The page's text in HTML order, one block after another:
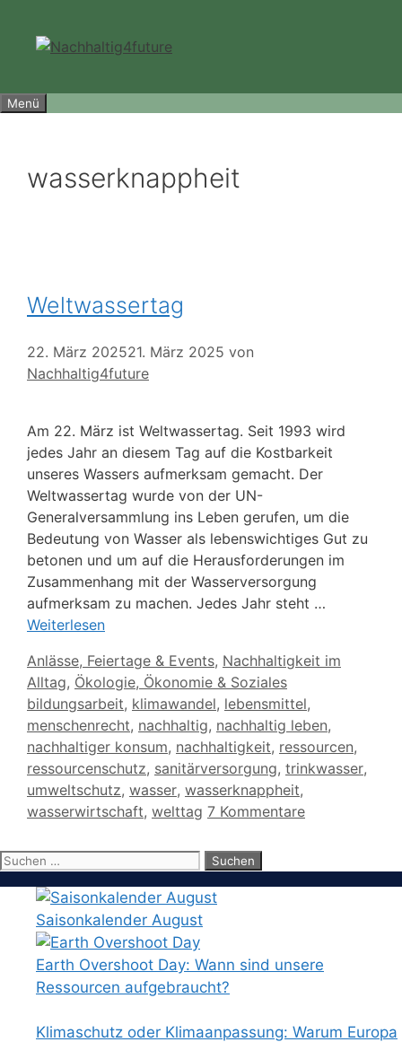
springen
Menü
wasserknappheit
Weltwassertag
22. März 202521. März 2025 von
Nachhaltig4future
Am 22. März ist Weltwassertag. Seit 1993 wird
jedes Jahr an diesem Tag auf die Kostbarkeit
unseres Wassers aufmerksam gemacht. Der
Weltwassertag wurde von der UN-
Generalversammlung ins Leben gerufen, um die
Bedeutung von Wasser als lebenswichtiges Gut zu
betonen und um auf die Herausforderungen im
Zusammenhang mit der Wasserversorgung
aufmerksam zu machen. Jedes Jahr steht …
Weiterlesen
Kategorien
Anlässe, Feiertage & Events, Nachhaltigkeit im
Alltag, Ökologie, Ökonomie & Soziales
Schlagwörter
bildungsarbeit, klimawandel, lebensmittel,
menschenrecht, nachhaltig, nachhaltig leben,
nachhaltiger konsum, nachhaltigkeit, ressourcen,
ressourcenschutz, sanitärversorgung, trinkwasser,
umweltschutz, wasser, wasserknappheit,
wasserwirtschaft, welttag 7 Kommentare
Suchen
Saisonkalender August
Earth Overshoot Day: Wann sind unsere
Ressourcen aufgebraucht?
Klimaschutz oder Klimaanpassung: Warum Europa